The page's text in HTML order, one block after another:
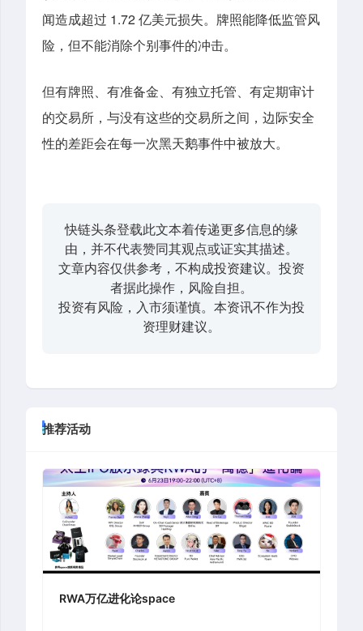
闻造成超过 1.72 亿美元损失。牌照能降低监管风
险，但不能消除个别事件的冲击。
但有牌照、有准备金、有独立托管、有定期审计
的交易所，与没有这些的交易所之间，边际安全
性的差距会在每一次黑天鹅事件中被放大。
快链头条登载此文本着传递更多信息的缘
由，并不代表赞同其观点或证实其描述。
文章内容仅供参考，不构成投资建议。投资
者据此操作，风险自担。
投资有风险，入市须谨慎。本资讯不作为投
资理财建议。
推荐活动
RWA万亿进化论space